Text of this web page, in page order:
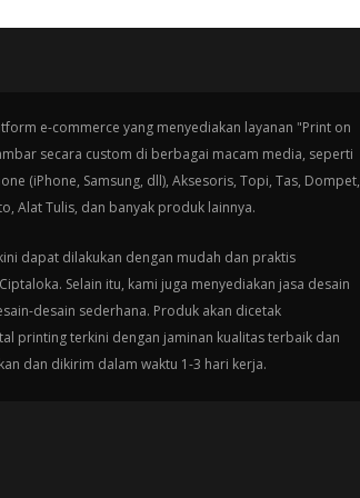
e-commerce yang menyediakan layanan "Print on
secara custom di berbagai macam media, seperti
(iPhone, Samsung, dll), Aksesoris, Topi, Tas, Dompet,
Alat Tulis, dan banyak produk lainnya.
dapat dilakukan dengan mudah dan praktis
Selain itu, kami juga menyediakan jasa desain
desain sederhana. Produk akan dicetak
printing terkini dengan jaminan kualitas terbaik dan
dan dikirim dalam waktu 1-3 hari kerja.